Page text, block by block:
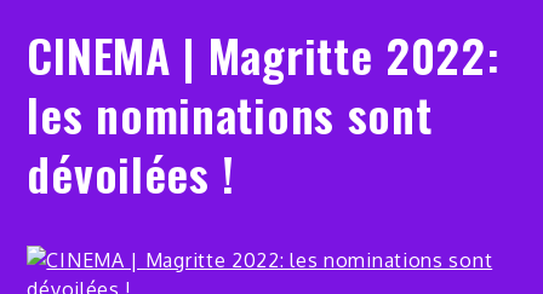
CINEMA | Magritte 2022:
les nominations sont
dévoilées !